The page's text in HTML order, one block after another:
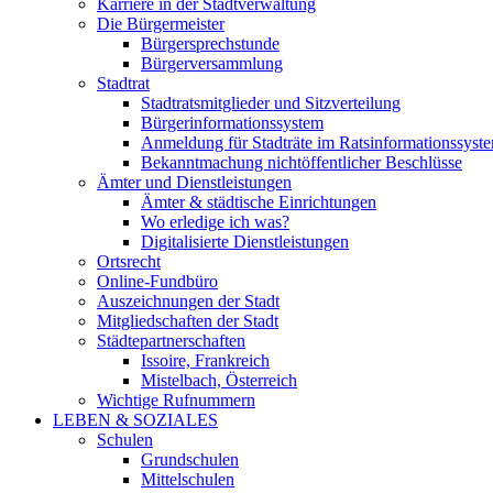
Karriere in der Stadtverwaltung
Die Bürgermeister
Bürgersprechstunde
Bürgerversammlung
Stadtrat
Stadtratsmitglieder und Sitzverteilung
Bürgerinformationssystem
Anmeldung für Stadträte im
Bekanntmachung nichtöffentlicher Beschlüsse
Ämter und Dienstleistungen
Ämter & städtische Einrichtungen
Wo erledige ich was?
Digitalisierte Dienstleistungen
Ortsrecht
Online-Fundbüro
Auszeichnungen der Stadt
Mitgliedschaften der Stadt
Städtepartnerschaften
Issoire, Frankreich
Mistelbach, Österreich
Wichtige Rufnummern
LEBEN & SOZIALES
Schulen
Grundschulen
Mittelschulen